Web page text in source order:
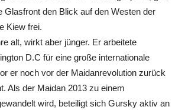
Glasfront den Blick auf den Westen der
Kiew frei.
alt, wirkt aber jünger. Er arbeitete
D.C für eine große internationale
er noch vor der Maidanrevolution zurück
Als der Maidan 2013 zu einem
wird, beteiligt sich Gursky aktiv an